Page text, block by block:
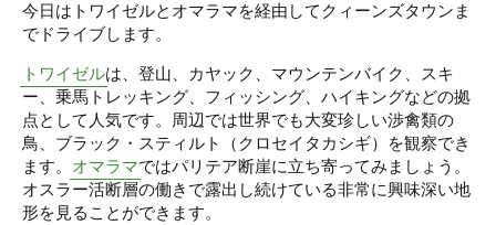
今日はトワイゼルとオマラマを経由してクィーンズタウンま
でドライブします。
トワイゼルは、登山、カヤック、マウンテンバイク、スキ
ー、乗馬トレッキング、フィッシング、ハイキングなどの拠
点として人気です。周辺では世界でも大変珍しい渉禽類の
鳥、ブラック・スティルト（クロセイタカシギ）を観察でき
ます。 オマラマではパリテア断崖に立ち寄ってみましょう。
オスラー活断層の働きで露出し続けている非常に興味深い地
形を見ることができます。